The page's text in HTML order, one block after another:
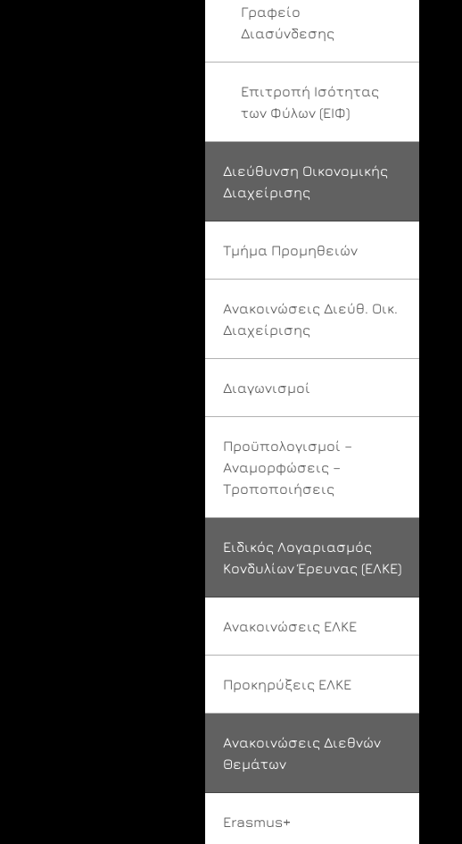
Γραφείο
Διασύνδεσης
Επιτροπή Ισότητας
των Φύλων (ΕΙΦ)
Διεύθυνση Οικονομικής
Διαχείρισης
Τμήμα Προμηθειών
Ανακοινώσεις Διεύθ. Οικ.
Διαχείρισης
Διαγωνισμοί
Προϋπολογισμοί –
Αναμορφώσεις –
Τροποποιήσεις
Ειδικός Λογαριασμός
Κονδυλίων Έρευνας (ΕΛΚΕ)
Ανακοινώσεις ΕΛΚΕ
Προκηρύξεις ΕΛΚΕ
Ανακοινώσεις Διεθνών
Θεμάτων
Erasmus+